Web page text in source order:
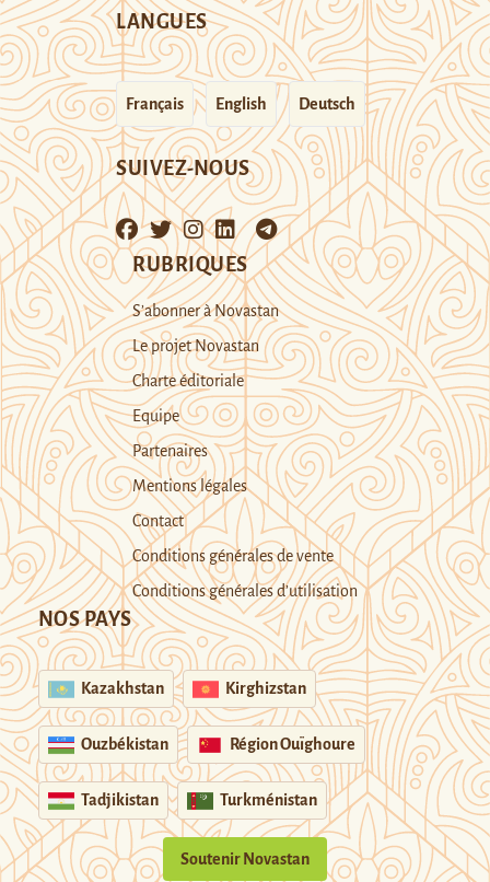
LANGUES
Français English Deutsch
SUIVEZ-NOUS
RUBRIQUES
S’abonner à Novastan
Le projet Novastan
Charte éditoriale
Equipe
Partenaires
Mentions légales
Contact
Conditions générales de vente
Conditions générales d’utilisation
NOS PAYS
Kazakhstan Kirghizstan
Ouzbékistan Région Ouïghoure
Tadjikistan Turkménistan
Soutenir Novastan